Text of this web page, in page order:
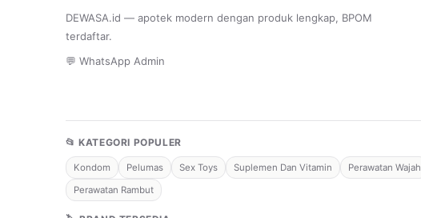
DEWASA.id — apotek modern dengan produk lengkap, BPOM
terdaftar.
💬 WhatsApp Admin
📂 KATEGORI POPULER
Kondom Pelumas Sex Toys Suplemen Dan Vitamin Perawatan Wajah
Perawatan Rambut